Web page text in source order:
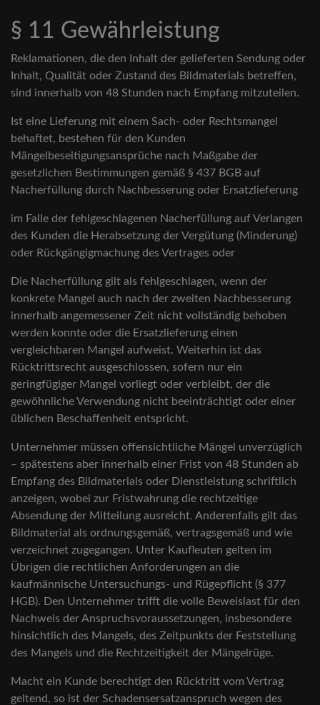
§ 11 Gewährleistung
Reklamationen, die den Inhalt der gelieferten Sendung oder
Inhalt, Qualität oder Zustand des Bildmaterials betreffen,
sind innerhalb von 48 Stunden nach Empfang mitzuteilen.
Ist eine Lieferung mit einem Sach- oder Rechtsmangel
behaftet, bestehen für den Kunden
Mängelbeseitigungsansprüche nach Maßgabe der
gesetzlichen Bestimmungen gemäß § 437 BGB auf
Nacherfüllung durch Nachbesserung oder Ersatzlieferung
im Falle der fehlgeschlagenen Nacherfüllung auf Verlangen
des Kunden die Herabsetzung der Vergütung (Minderung)
oder Rückgängigmachung des Vertrages oder
Die Nacherfüllung gilt als fehlgeschlagen, wenn der
konkrete Mangel auch nach der zweiten Nachbesserung
innerhalb angemessener Zeit nicht vollständig behoben
werden konnte oder die Ersatzlieferung einen
vergleichbaren Mangel aufweist. Weiterhin ist das
Rücktrittsrecht ausgeschlossen, sofern nur ein
geringfügiger Mangel vorliegt oder verbleibt, der die
gewöhnliche Verwendung nicht beeinträchtigt oder einer
üblichen Beschaffenheit entspricht.
Unternehmer müssen offensichtliche Mängel unverzüglich
– spätestens aber innerhalb einer Frist von 48 Stunden ab
Empfang des Bildmaterials oder Dienstleistung schriftlich
anzeigen, wobei zur Fristwahrung die rechtzeitige
Absendung der Mitteilung ausreicht. Anderenfalls gilt das
Bildmaterial als ordnungsgemäß, vertragsgemäß und wie
verzeichnet zugegangen. Unter Kaufleuten gelten im
Übrigen die rechtlichen Anforderungen an die
kaufmännische Untersuchungs- und Rügepflicht (§ 377
HGB). Den Unternehmer trifft die volle Beweislast für den
Nachweis der Anspruchsvoraussetzungen, insbesondere
hinsichtlich des Mangels, des Zeitpunkts der Feststellung
des Mangels und die Rechtzeitigkeit der Mängelrüge.
Macht ein Kunde berechtigt den Rücktritt vom Vertrag
geltend, so ist der Schadensersatzanspruch wegen des